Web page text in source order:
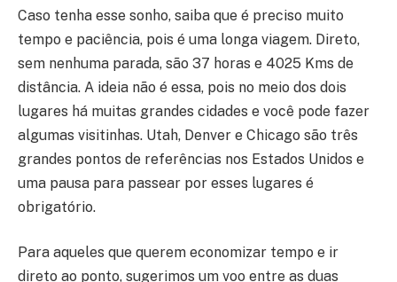
Caso tenha esse sonho, saiba que é preciso muito
tempo e paciência, pois é uma longa viagem. Direto,
sem nenhuma parada, são 37 horas e 4025 Kms de
distância. A ideia não é essa, pois no meio dos dois
lugares há muitas grandes cidades e você pode fazer
algumas visitinhas. Utah, Denver e Chicago são três
grandes pontos de referências nos Estados Unidos e
uma pausa para passear por esses lugares é
obrigatório.
Para aqueles que querem economizar tempo e ir
direto ao ponto, sugerimos um voo entre as duas